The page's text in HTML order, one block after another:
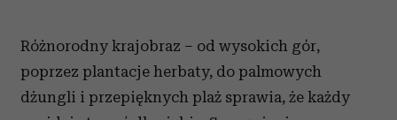
Różnorodny krajobraz – od wysokich gór,
poprzez plantacje herbaty, do palmowych
dżungli i przepięknych plaż sprawia, że każdy